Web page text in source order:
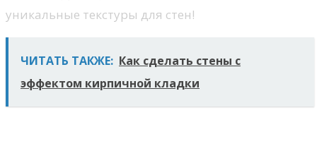
уникальные текстуры для стен!
ЧИТАТЬ ТАКЖЕ: Как сделать стены с
эффектом кирпичной кладки